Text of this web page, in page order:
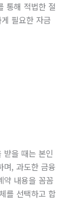
통해 적법한 절
필요한 자금
받을 때는 본인
며, 과도한 금융
약 내용을 꼼꼼
를 선택하고 합